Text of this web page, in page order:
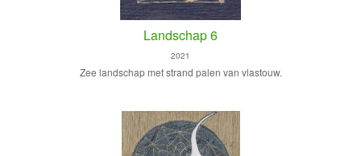
Landschap 6
2021
Zee landschap met strand palen van vlastouw.